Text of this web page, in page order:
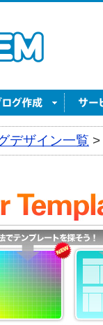
デザイン一覧 >